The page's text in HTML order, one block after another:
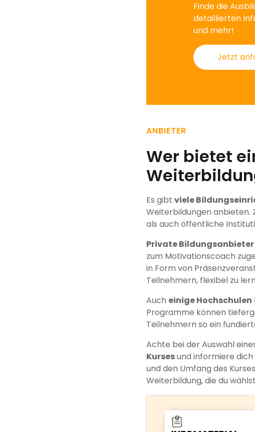
Finde die
detaillierten
und mehr!
Jetzt
ANBIETER
Wer bietet
Es gibt viele
Weiterbildungen anbieten.
als auch öffentliche
Private Bildungsanbieter
zum Motivationscoach
in Form von
Teilnehmern, flexibel zu
Auch einige Hochschulen
Programme können
Teilnehmern so ein
Achte bei der Auswahl
Kursesund informiere
und den Umfang des
Weiterbildung, die du